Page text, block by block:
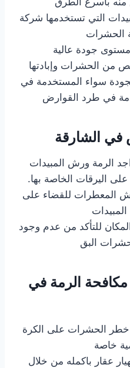
التي تستخدمها شركة
الحشرات
جودة عالية
من الحشرات وإبادتها
سواء المستخدمة في
في طرد القوارض
في الشارقة
الرمة ورش المبيدات
اليرقات الخاصة بها.
المعطرات للقضاء على
للتأكد من عدم وجود
البق
الرمة في
اخطر الحشرات على الكرة
خاصة
عقار باكمله من خلال